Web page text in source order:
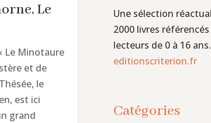
Le
Le Minotaure
et de
le
est ici
grand
Une sélection
2000 livres
lecteurs de 0 à 16
editionscriterion.fr
Catégories